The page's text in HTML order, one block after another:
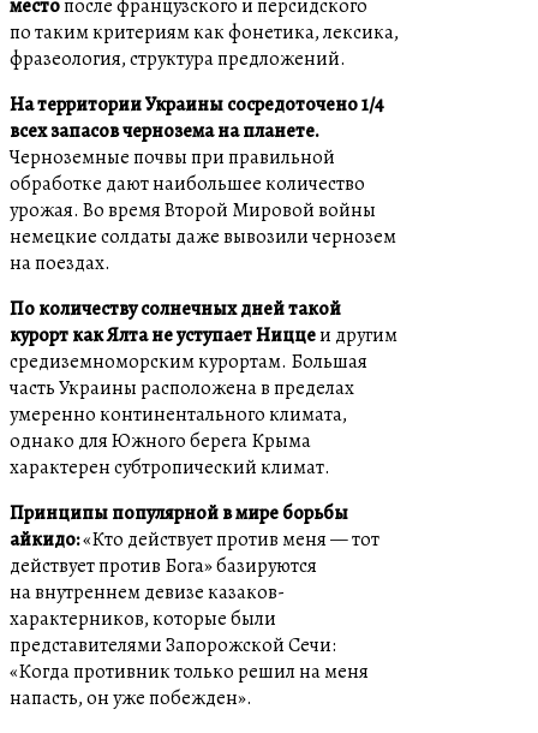
местопосле французского и персидского
по таким критериям как фонетика, лексика,
фразеология, структура предложений.
На территории Украины сосредоточено 1/4
всех запасов чернозема на планете.
Черноземные почвы при правильной
обработке дают наибольшее количество
урожая. Во время Второй Мировой войны
немецкие солдаты даже вывозили чернозем
на поездах.
По количеству солнечных дней такой
курорт как Ялта не уступает Ниццеи другим
средиземноморским курортам. Большая
часть Украины расположена в пределах
умеренно континентального климата,
однако для Южного берега Крыма
характерен субтропический климат.
Принципы популярной в мире борьбы
айкидо:«Кто действует против меня — тот
действует против Бога» базируются
на внутреннем девизе казаков-
характерников, которые были
представителями Запорожской Сечи:
«Когда противник только решил на меня
напасть, он уже побежден».